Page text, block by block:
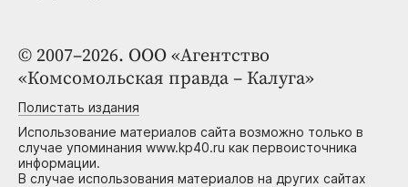
© 2007–2026. ООО «Агентство
«Комсомольская правда – Калуга»
Полистать издания
Использование материалов сайта возможно только в
случае упоминания www.kp40.ru как первоисточника
информации.
В случае использования материалов на других сайтах